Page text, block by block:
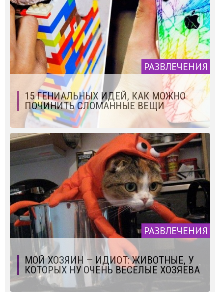
РАЗВЛЕЧЕНИЯ
15 ГЕНИАЛЬНЫХ ИДЕЙ, КАК МОЖНО
ПОЧИНИТЬ СЛОМАННЫЕ ВЕЩИ
РАЗВЛЕЧЕНИЯ
МОЙ ХОЗЯИН — ИДИОТ: ЖИВОТНЫЕ, У
КОТОРЫХ НУ ОЧЕНЬ ВЕСЕЛЫЕ ХОЗЯЕВА